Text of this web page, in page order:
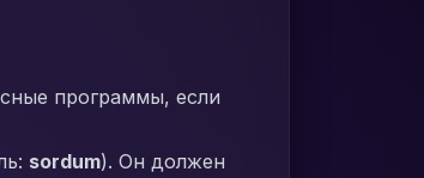
программы, если
sordum). Он должен